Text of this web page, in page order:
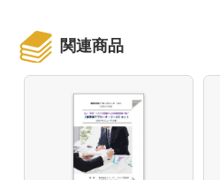
関連商品